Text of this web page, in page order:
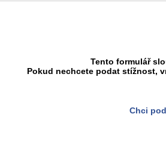
Tento formulář
Pokud nechcete podat stížnost,
Chci